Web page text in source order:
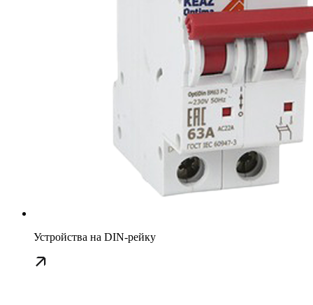
Устройства на DIN-рейку